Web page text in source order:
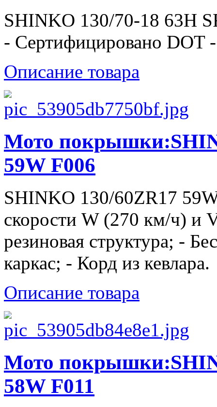
SHINKO 130/70-18 63H
- Сертифицировано DOT
Описание товара
Мото
59W F006
SHINKO 130/60ZR17
скорости W (270 км/ч) и
резиновая структура; -
каркас; - Корд из кевлара.
Описание товара
Мото
58W F011